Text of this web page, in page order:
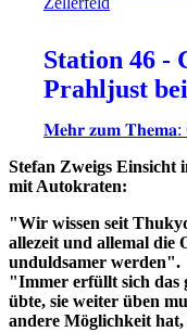
Station 46 -
Prahljust
𝐌𝐞𝐡𝐫 𝐳𝐮𝐦 𝐓𝐡𝐞𝐦𝐚:
Stefan Zweigs Einsicht
mit Autokraten:
"Wir wissen seit
allezeit und allemal die
unduldsamer werden".
"Immer erfüllt sich das
übte, sie weiter üben
andere Möglichkeit